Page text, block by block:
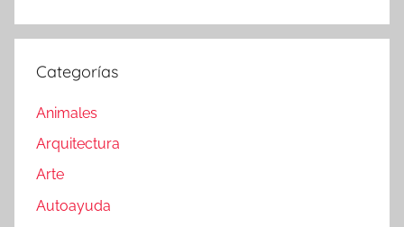
Categorías
Animales
Arquitectura
Arte
Autoayuda